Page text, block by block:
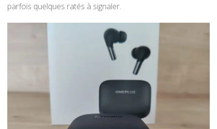
parfois quelques ratés à signaler.